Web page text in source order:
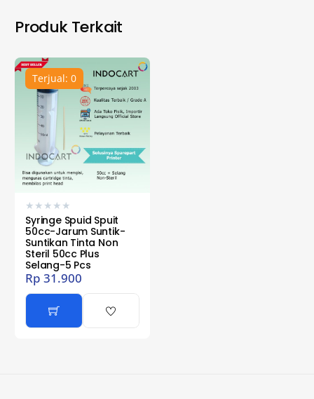
Produk Terkait
Terjual: 0
★ ★ ★ ★ ★
Syringe Spuid Spuit
50cc-Jarum Suntik-
Suntikan Tinta Non
Steril 50cc Plus
Selang-5 Pcs
Rp 31.900